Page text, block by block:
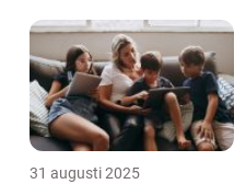
31 augusti 2025